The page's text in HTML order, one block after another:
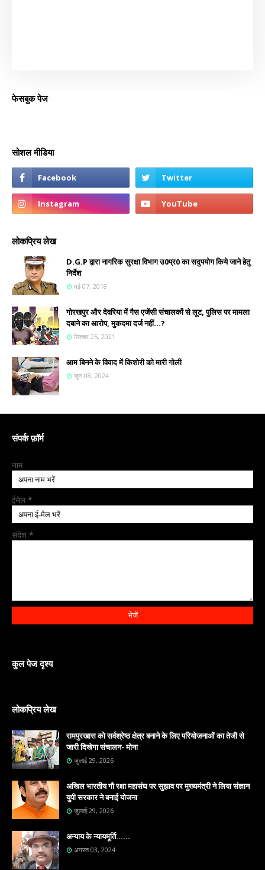
फेसबुक पेज
सोशल मीडिया
लोकप्रिय लेख
D.G.P द्वारा नागरिक सुरक्षा विभाग उ0प्र0 का सदुपयोग किये जाने हेतु
निर्देश
मई 07, 2018
गोरखपुर और देवरिया में गैस एजेंसी संचालकों से लूट, पुलिस पर मामला
दबाने का आरोप, मुकदमा दर्ज नहीं...?
सितंबर 25, 2021
आम बिनने के विवाद में किशोरी को मारी गोली
जून 08, 2024
संपर्क फ़ॉर्म
नाम
ईमेल *
संदेश *
कुल पेज दृश्य
लोकप्रिय लेख
रामपुरखास को सर्वश्रेष्ठ क्षेत्र बनाने के लिए परियोजनाओं का तेजी से
जारी दिखेगा संचालन- मोना
जुलाई 29, 2026
अखिल भारतीय गौ रक्षा महासंघ पर सुझाव पर मुख्यमंत्री ने लिया संज्ञान
युपी सरकार ने बनाई योजना
जुलाई 29, 2026
अन्याय के न्यायमूर्ति......
अगस्त 03, 2024